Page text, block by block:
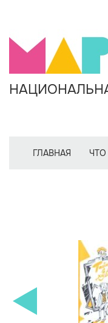
ГЛАВНАЯ ЧТО